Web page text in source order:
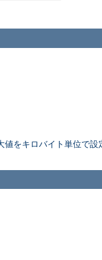
をキロバイト単位で